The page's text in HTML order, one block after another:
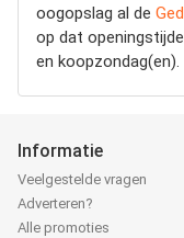
oogopslag al de
op dat
en koopzondag(en).
Informatie
Veelgestelde vragen
Adverteren?
Alle promoties